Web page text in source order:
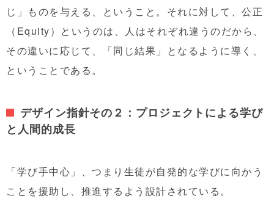
じ」ものを与える、ということ。それに対して、公正
（Equity）というのは、人はそれぞれ違うのだから、
その違いに応じて、「同じ結果」となるように導く、
ということである。
デザイン指針その２：プロジェクトによる学び
と人間的成長
「学び手中心」、つまり生徒が自発的な学びに向かう
ことを援助し、推進するよう設計されている。